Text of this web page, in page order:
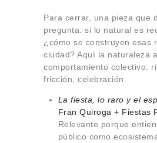
Para cerrar, una pieza que
pregunta: si lo natural es
¿cómo se construyen esas
ciudad? Aquí la naturaleza
comportamiento colectivo:
fricción, celebración.
La fiesta, lo raro y el
Fran Quiroga + Fiestas
Relevante porque
público como